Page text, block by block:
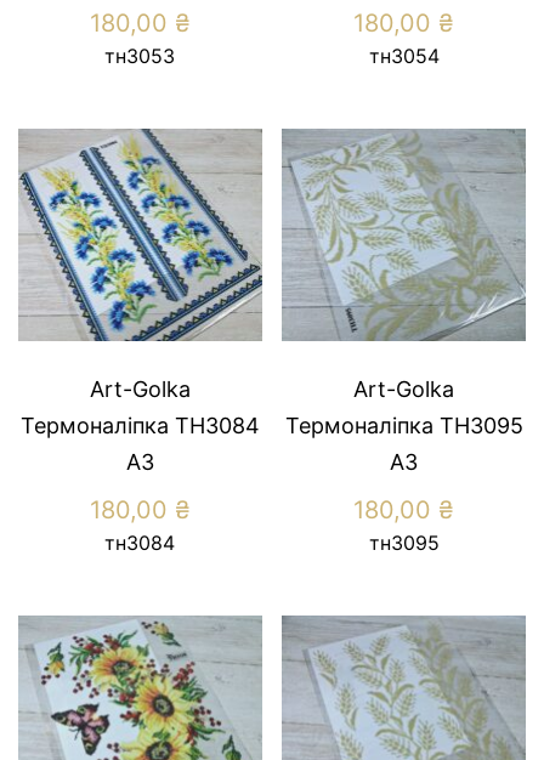
180,00 ₴
тн3053
180,00 ₴
тн3054
Art-Golka
Термоналіпка ТН3084
А3
180,00 ₴
тн3084
Art-Golka
Термоналіпка ТН3095
А3
180,00 ₴
тн3095